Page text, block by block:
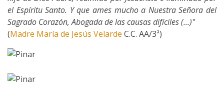
el Espíritu Santo. Y que ames mucho a Nuestra Señora del
Sagrado Corazón, Abogada de las causas difíciles (...)"
(Madre María de Jesús Velarde C.C. AA/3ª)